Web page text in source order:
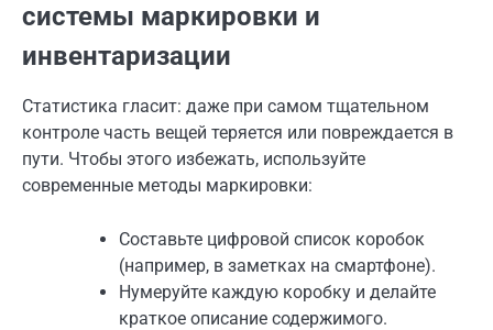
системы маркировки и
инвентаризации
Статистика гласит: даже при самом тщательном
контроле часть вещей теряется или повреждается в
пути. Чтобы этого избежать, используйте
современные методы маркировки:
Составьте цифровой список коробок
(например, в заметках на смартфоне).
Нумеруйте каждую коробку и делайте
краткое описание содержимого.